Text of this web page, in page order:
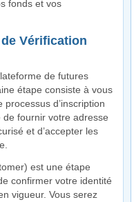
fonds et vos
Vérification
de futures
étape consiste à vous
d’inscription
fournir votre adresse
et d’accepter les
est une étape
confirmer votre identité
vigueur. Vous serez